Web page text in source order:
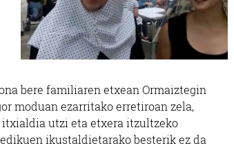
bere familiaren etxean Ormaiztegin
moduan ezarritako erretiroan zela,
itxialdia utzi eta etxera itzultzeko
ikustaldietarako besterik ez da